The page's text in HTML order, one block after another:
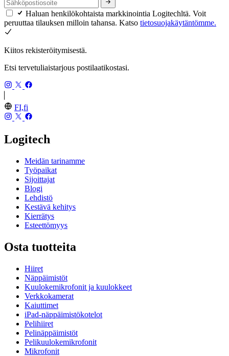
Haluan henkilökohtaista markkinointia Logitechltä. Voit
peruuttaa tilauksen milloin tahansa. Katso tietosuojakäytäntömme.
Kiitos rekisteröitymisestä.
Etsi tervetuliaistarjous postilaatikostasi.
FI,fi
Logitech
Meidän tarinamme
Työpaikat
Sijoittajat
Blogi
Lehdistö
Kestävä kehitys
Kierrätys
Esteettömyys
Osta tuotteita
Hiiret
Näppäimistöt
Kuulokemikrofonit ja kuulokkeet
Verkkokamerat
Kaiuttimet
iPad-näppäimistökotelot
Pelihiiret
Pelinäppäimistöt
Pelikuulokemikrofonit
Mikrofonit